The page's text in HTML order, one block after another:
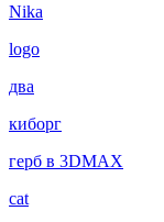
Nika
logo
два
киборг
герб в 3DMAX
cat